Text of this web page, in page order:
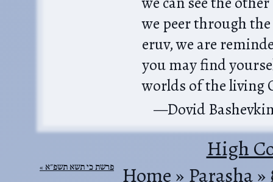
we peer through
eruv, we are
you may find
worlds of the living
Dovid
High
פרשת כי תשא תשפ״א Home ‎ »‎ Parasha‎ »‎